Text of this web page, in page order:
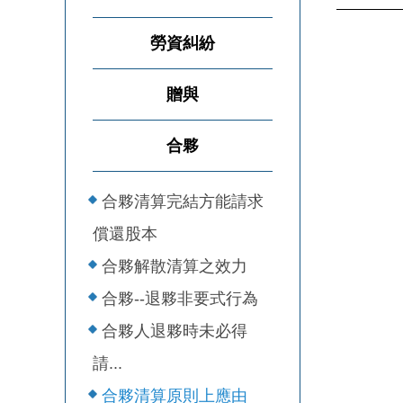
勞資糾紛
贈與
合夥
合夥清算完結方能請求
償還股本
合夥解散清算之效力
合夥--退夥非要式行為
合夥人退夥時未必得
請...
合夥清算原則上應由